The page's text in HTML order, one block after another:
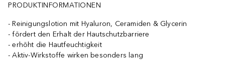
PRODUKTINFORMATIONEN
Reinigungslotion mit Hyaluron, Ceramiden & Glycerin
fördert den Erhalt der Hautschutzbarriere
erhöht die Hautfeuchtigkeit
Aktiv-Wirkstoffe wirken besonders lang